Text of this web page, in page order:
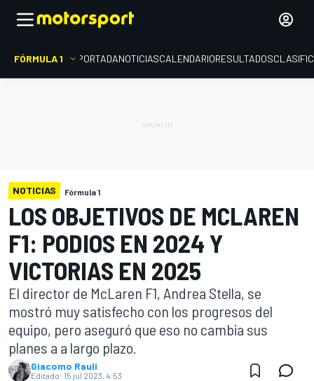
FÓRMULA 1 PORTADANOTICIASCALENDARIORESULTADOS
NOTICIAS Fórmula 1
LOS OBJETIVOS DE MCLAREN
F1: PODIOS EN 2024 Y
VICTORIAS EN 2025
El director de McLaren F1, Andrea Stella, se
mostró muy satisfecho con los progresos del
equipo, pero aseguró que eso no cambia sus
planes a a largo plazo.
Giacomo Rauli
Editado: 15 jul 2023, 4:53